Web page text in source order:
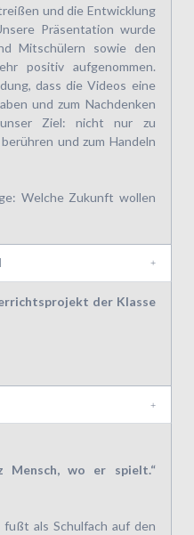
und die Entwicklung
Präsentation wurde
Mitschülern sowie den
positiv aufgenommen.
dass die Videos eine
und zum Nachdenken
Ziel: nicht nur zu
und zum Handeln
Welche Zukunft wollen
der Klasse
Mensch, wo er spielt.“
fußt als Schulfach auf den